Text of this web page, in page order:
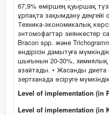
67,9% өміршең қуыршақ
ұрпақта зақымдану
Техника-экономикалық
энтомофагтар зиянкестер
Bracon spp. және
өндірісін дамытуға
шығынын 20-30%,
азайтады. • Жасанды
зертханада өсіруге
Level of implementation (in
Level of implementation (in